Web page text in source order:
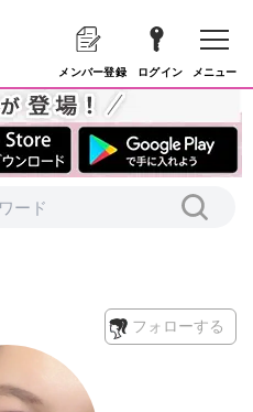
メンバー登録 ログイン メニュー
フォローする